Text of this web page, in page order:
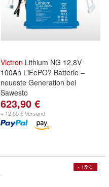
Victron Lithium NG 12,8V
100Ah LiFePO? Batterie –
neueste Generation bei
Sawesto
623,90 €
+ 12,55 € Versand
- 15%